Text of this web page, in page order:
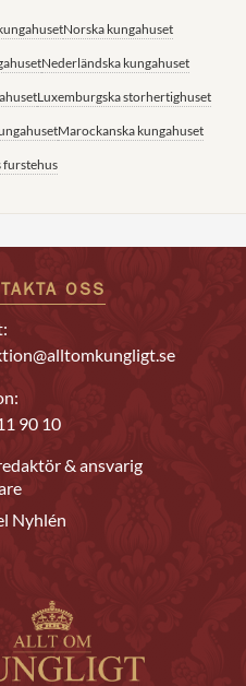
Norska kungahuset
Nederländska kungahuset
Luxemburgska storhertighuset
Marockanska kungahuset
furstehus
OSS
90 10
& ansvarig
Nyhlén